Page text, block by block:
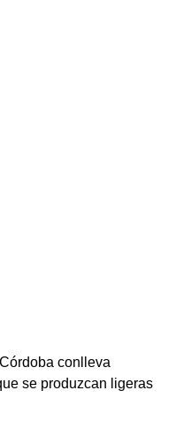
conlleva
se produzcan ligeras